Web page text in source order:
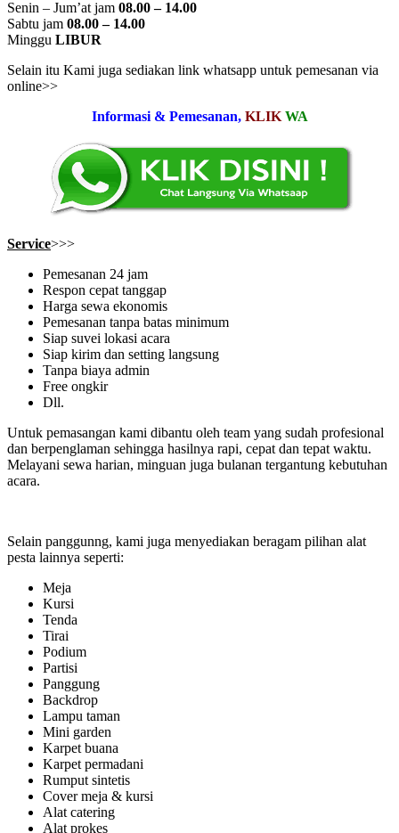
Senin – Jum’at jam 08.00 – 14.00
Sabtu jam 08.00 – 14.00
Minggu LIBUR
Selain itu Kami juga sediakan link whatsapp untuk pemesanan via
online>>
Informasi & Pemesanan, KLIK WA
Service>>>
Pemesanan 24 jam
Respon cepat tanggap
Harga sewa ekonomis
Pemesanan tanpa batas minimum
Siap suvei lokasi acara
Siap kirim dan setting langsung
Tanpa biaya admin
Free ongkir
Dll.
Untuk pemasangan kami dibantu oleh team yang sudah profesional
dan berpenglaman sehingga hasilnya rapi, cepat dan tepat waktu.
Melayani sewa harian, minguan juga bulanan tergantung kebutuhan
acara.
Selain panggunng, kami juga menyediakan beragam pilihan alat
pesta lainnya seperti:
Meja
Kursi
Tenda
Tirai
Podium
Partisi
Panggung
Backdrop
Lampu taman
Mini garden
Karpet buana
Karpet permadani
Rumput sintetis
Cover meja & kursi
Alat catering
Alat prokes